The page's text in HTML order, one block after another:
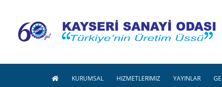
KURUMSAL HİZMETLERİMİZ YAYINLAR